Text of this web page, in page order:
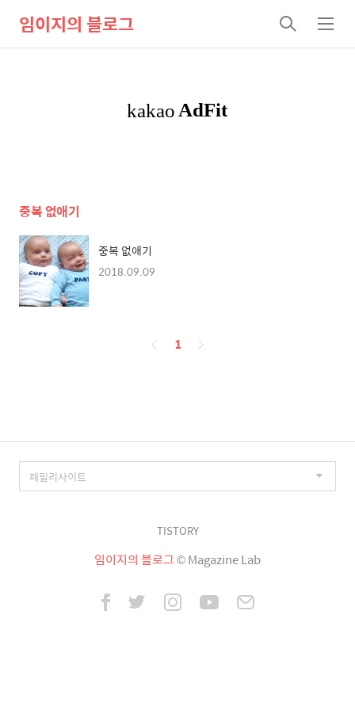
임이지의 블로그
검
색
메
뉴
중복 없애기
중복 없애기
2018.09.09
페
1
TISTORY
임이지의 블로그© Magazine Lab